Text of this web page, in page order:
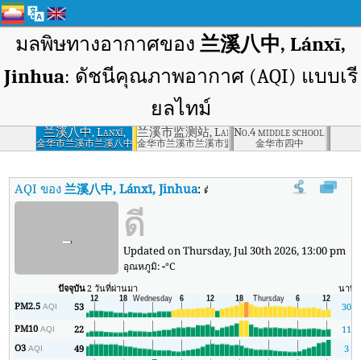
มลพิษทางอากาศของ 兰溪八中, Lánxī,
Jinhua: ดัชนีคุณภาพอากาศ (AQI) แบบเรี
ยลไทม์
兰溪八中, Lanxī,
Jinhua
金华市兰溪市兰溪八中
兰溪市监测站, Lanxī, Jinhua
金华市兰溪市兰溪市监测站
No.4 middle school, Jinhua
金华市四中
AQI ของ兰溪八中, Lánxī, Jinhua:ดัชนีคุณภาพอากาศ (AQI) แบบเรียล
- ดี
Updated on Thursday, Jul 30th 2026, 13:00 pm
อุณหภูมิ:-°C
ปัจจุบัน2 วันที่ผ่านมา นาที
PM2.5AQI 53
30
PM10AQI 22
11
O3AQI 49
3